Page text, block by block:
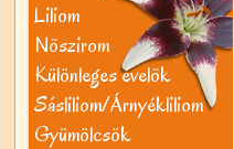
Liliom
Nõszirom
Különleges évelõk
Sásliliom/Árnyékliliom
Gyümölcsök